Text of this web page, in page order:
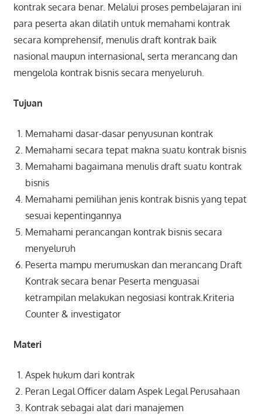
kontrak secara benar. Melalui proses pembelajaran ini
para peserta akan dilatih untuk memahami kontrak
secara komprehensif, menulis draft kontrak baik
nasional maupun internasional, serta merancang dan
mengelola kontrak bisnis secara menyeluruh.
Tujuan
Memahami dasar-dasar penyusunan kontrak
Memahami secara tepat makna suatu kontrak bisnis
Memahami bagaimana menulis draft suatu kontrak
bisnis
Memahami pemilihan jenis kontrak bisnis yang tepat
sesuai kepentingannya
Memahami perancangan kontrak bisnis secara
menyeluruh
Peserta mampu merumuskan dan merancang Draft
Kontrak secara benar Peserta menguasai
ketrampilan melakukan negosiasi kontrak.Kriteria
Counter & investigator
Materi
Aspek hukum dari kontrak
Peran Legal Officer dalam Aspek Legal Perusahaan
Kontrak sebagai alat dari manajemen